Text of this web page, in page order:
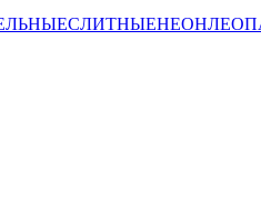
СЛИТНЫЕНЕОН